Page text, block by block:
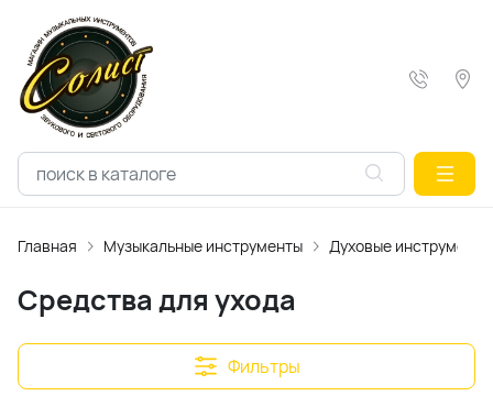
Главная Музыкальные инструменты Духовые инструменты
Средства для ухода
Фильтры